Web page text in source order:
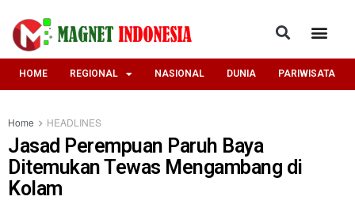
HOME REGIONAL NASIONAL DUNIA PARIWISATA
Home HEADLINES
Jasad Perempuan Paruh Baya
Ditemukan Tewas Mengambang di
Kolam